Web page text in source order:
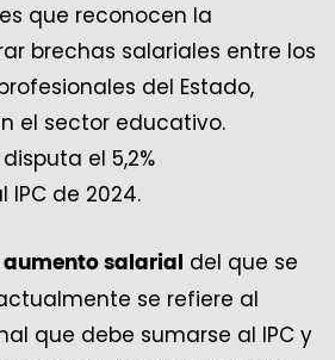
que reconocen la
brechas salariales entre los
del Estado,
el sector educativo.
el 5,2%
de 2024.
aumento salarial
del que se
se refiere al
que debe sumarse al IPC y